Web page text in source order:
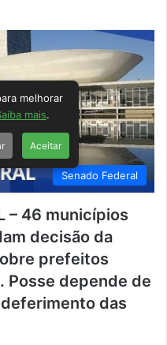
Senado Federal
– 46 municípios
decisão da
prefeitos
Posse depende de
das
melhorar
mais.
Aceitar